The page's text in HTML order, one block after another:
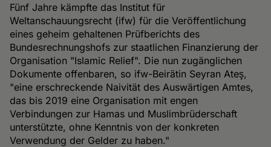
Fünf Jahre kämpfte das Institut für
Weltanschauungsrecht (ifw) für die Veröffentlichung
eines geheim gehaltenen Prüfberichts des
Bundesrechnungshofs zur staatlichen Finanzierung der
Organisation "Islamic Relief". Die nun zugänglichen
Dokumente offenbaren, so ifw-Beirätin Seyran Ateş,
"eine erschreckende Naivität des Auswärtigen Amtes,
das bis 2019 eine Organisation mit engen
Verbindungen zur Hamas und Muslimbrüderschaft
unterstützte, ohne Kenntnis von der konkreten
Verwendung der Gelder zu haben."